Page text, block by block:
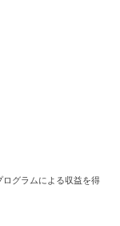
ログラムによる収益を得